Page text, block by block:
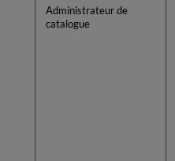
Administrateur de
catalogue